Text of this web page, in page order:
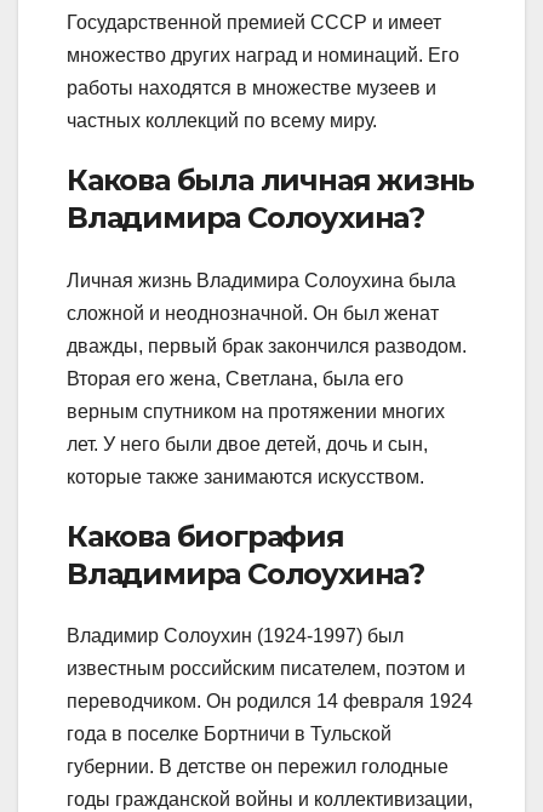
Государственной премией СССР и имеет
множество других наград и номинаций. Его
работы находятся в множестве музеев и
частных коллекций по всему миру.
Какова была личная жизнь
Владимира Солоухина?
Личная жизнь Владимира Солоухина была
сложной и неоднозначной. Он был женат
дважды, первый брак закончился разводом.
Вторая его жена, Светлана, была его
верным спутником на протяжении многих
лет. У него были двое детей, дочь и сын,
которые также занимаются искусством.
Какова биография
Владимира Солоухина?
Владимир Солоухин (1924-1997) был
известным российским писателем, поэтом и
переводчиком. Он родился 14 февраля 1924
года в поселке Бортничи в Тульской
губернии. В детстве он пережил голодные
годы гражданской войны и коллективизации,